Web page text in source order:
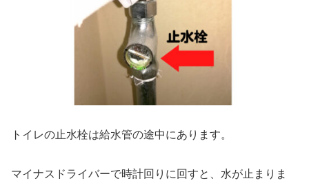
トイレの止水栓は給水管の途中にあります。
マイナスドライバーで時計回りに回すと、水が止まりま